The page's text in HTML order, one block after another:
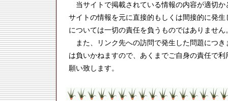
当サイトで掲載されている情報の内容が適切か
サイトの情報を元に直接的もしくは間接的に発
については一切の責任を負うものではありません
また、リンク先への訪問で発生した問題につき
は負いかねますので、あくまでご自身の責任で
願い致します。